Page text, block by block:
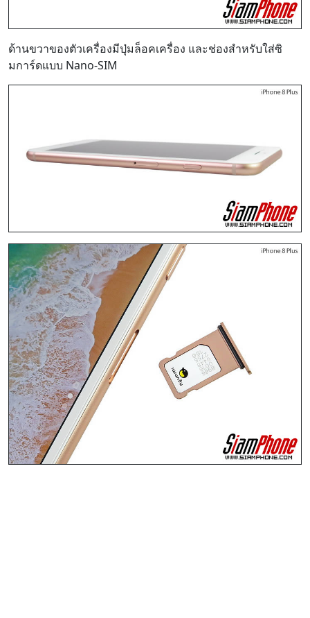
ด้านขวาของตัวเครื่องมีปุ่มล็อคเครื่อง และช่องสำหรับใส่ซิ
มการ์ดแบบ Nano-SIM